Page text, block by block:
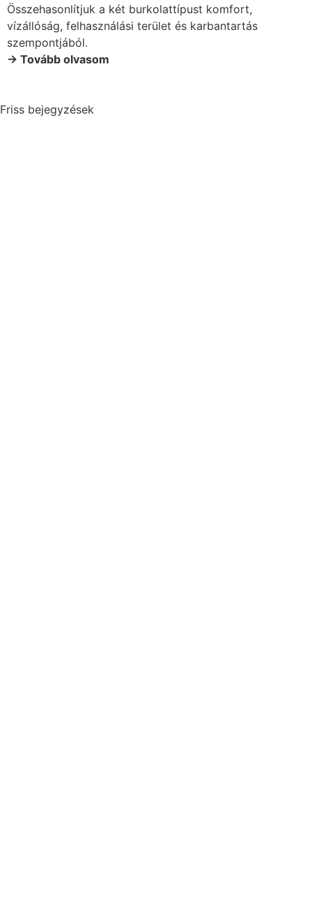
Összehasonlítjuk a két burkolattípust komfort,
vízállóság, felhasználási terület és karbantartás
szempontjából.
→ Tovább olvasom
Friss bejegyzések